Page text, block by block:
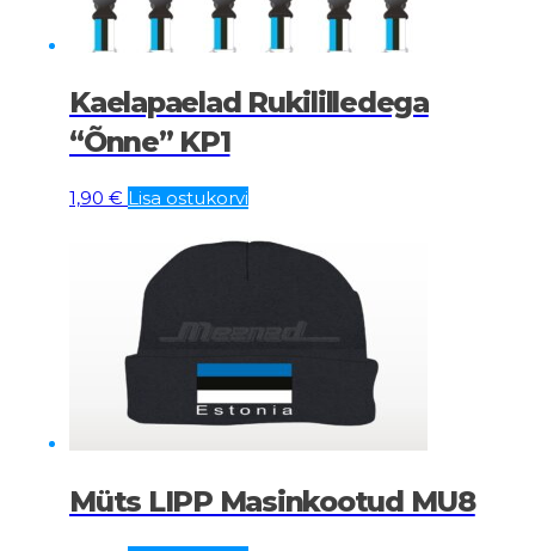
Kaelapaelad Rukililledega
“Õnne” KP1
1,90 € Lisa ostukorvi
Müts LIPP Masinkootud MU8